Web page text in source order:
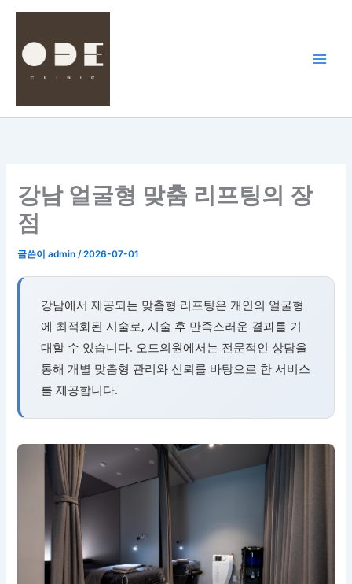
뛰
강남 얼굴형 맞춤 리프팅의 장
점
글쓴이admin/2026-07-01
강남에서 제공되는 맞춤형 리프팅은 개인의 얼굴형
에 최적화된 시술로, 시술 후 만족스러운 결과를 기
대할 수 있습니다. 오드의원에서는 전문적인 상담을
통해 개별 맞춤형 관리와 신뢰를 바탕으로 한 서비스
를 제공합니다.